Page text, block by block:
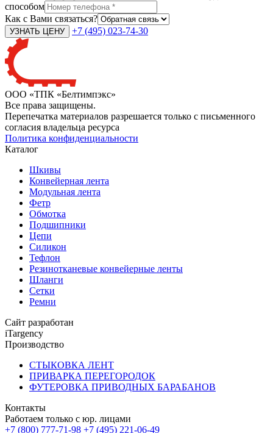
способом
Как с Вами связаться?
+7 (495) 023-74-30
ООО «ТПК «Белтимпэкс»
Все права защищены.
Перепечатка материалов разрешается только с письменного
согласия владельца ресурса
Политика конфиденциальности
Каталог
Шкивы
Конвейерная лента
Модульная лента
Фетр
Обмотка
Подшипники
Цепи
Силикон
Тефлон
Резинотканевые конвейерные ленты
Шланги
Сетки
Ремни
Сайт разработан
iTargency
Производство
СТЫКОВКА ЛЕНТ
ПРИВАРКА ПЕРЕГОРОДОК
ФУТЕРОВКА ПРИВОДНЫХ БАРАБАНОВ
Контакты
Работаем только с юр. лицами
+7 (800) 777-71-98 +7 (495) 221-06-49